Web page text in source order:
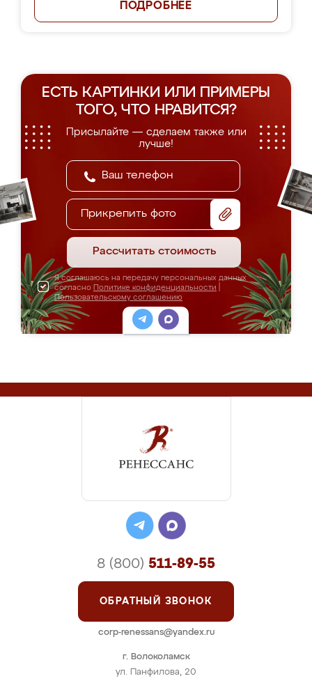
ПОДРОБНЕЕ
ЕСТЬ КАРТИНКИ ИЛИ ПРИМЕРЫ
ТОГО, ЧТО НРАВИТСЯ?
Присылайте — сделаем также или
лучше!
Прикрепить фото
Рассчитать стоимость
Я соглашаюсь на передачу персональных данных
согласно Политике конфиденциальности
Пользовательскому соглашению
г. Волоколамск
ул. Панфилова, 20
8 (800) 511-89-55
ОБРАТНЫЙ ЗВОНОК
corp-renessans@yandex.ru